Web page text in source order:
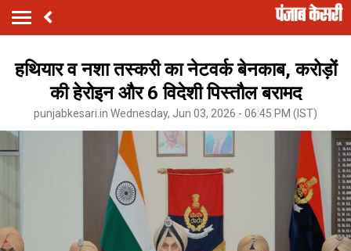
हथियार व नशा तस्करी का नेटवर्क बेनकाब, करोड़ों
की हेरोइन और 6 विदेशी पिस्तौल बरामद
punjabkesari.in Wednesday, Jun 03, 2026 - 06:45 PM (IST)